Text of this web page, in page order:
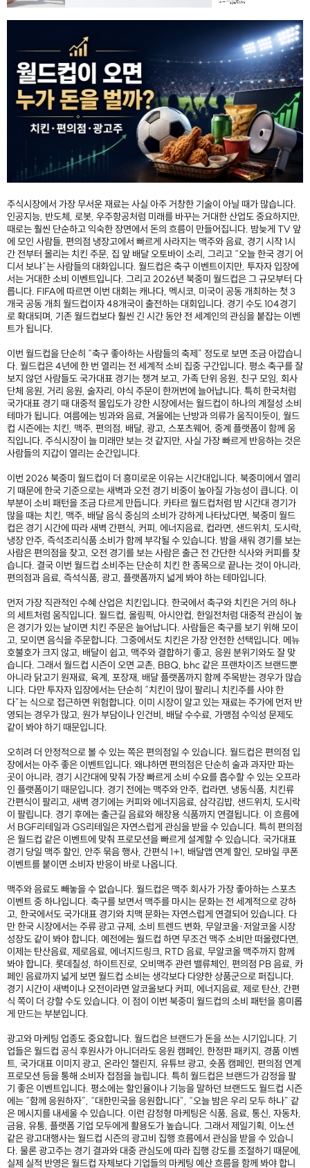
주식시장에서 가장 무서운 재료는 사실 아주 거창한 기술이 아닐 때가 많습니다.
인공지능, 반도체, 로봇, 우주항공처럼 미래를 바꾸는 거대한 산업도 중요하지만,
때로는 훨씬 단순하고 익숙한 장면에서 돈의 흐름이 만들어집니다. 밤늦게 TV 앞
에 모인 사람들, 편의점 냉장고에서 빠르게 사라지는 맥주와 음료, 경기 시작 1시
간 전부터 몰리는 치킨 주문, 집 앞 배달 오토바이 소리, 그리고 “오늘 한국 경기 어
디서 보냐”는 사람들의 대화입니다. 월드컵은 축구 이벤트이지만, 투자자 입장에
서는 거대한 소비 이벤트입니다. 그리고 2026년 북중미 월드컵은 그 규모부터 다
릅니다. FIFA에 따르면 이번 대회는 캐나다, 멕시코, 미국이 공동 개최하는 첫 3
개국 공동 개최 월드컵이자 48개국이 출전하는 대회입니다. 경기 수도 104경기
로 확대되며, 기존 월드컵보다 훨씬 긴 시간 동안 전 세계인의 관심을 붙잡는 이벤
트가 됩니다.
이번 월드컵을 단순히 “축구 좋아하는 사람들의 축제” 정도로 보면 조금 아깝습니
다. 월드컵은 4년에 한 번 열리는 전 세계적 소비 집중 구간입니다. 평소 축구를 잘
보지 않던 사람들도 국가대표 경기는 챙겨 보고, 가족 단위 응원, 친구 모임, 회사
단체 응원, 거리 응원, 술자리, 야식 주문이 한꺼번에 늘어납니다. 특히 한국처럼
국가대표 경기 때 대중적 몰입도가 강한 시장에서는 월드컵이 하나의 계절성 소비
테마가 됩니다. 여름에는 빙과와 음료, 겨울에는 난방과 의류가 움직이듯이, 월드
컵 시즌에는 치킨, 맥주, 편의점, 배달, 광고, 스포츠웨어, 중계 플랫폼이 함께 움
직입니다. 주식시장이 늘 미래만 보는 것 같지만, 사실 가장 빠르게 반응하는 것은
사람들의 지갑이 열리는 순간입니다.
이번 2026 북중미 월드컵이 더 흥미로운 이유는 시간대입니다. 북중미에서 열리
기 때문에 한국 기준으로는 새벽과 오전 경기 비중이 높아질 가능성이 큽니다. 이
부분이 소비 패턴을 조금 다르게 만듭니다. 카타르 월드컵처럼 밤 시간대 경기가
많을 때는 치킨, 맥주, 배달 음식 중심의 소비가 강하게 나타났다면, 북중미 월드
컵은 경기 시간에 따라 새벽 간편식, 커피, 에너지음료, 컵라면, 샌드위치, 도시락,
냉장 안주, 즉석조리식품 소비가 함께 부각될 수 있습니다. 밤을 새워 경기를 보는
사람은 편의점을 찾고, 오전 경기를 보는 사람은 출근 전 간단한 식사와 커피를 찾
습니다. 결국 이번 월드컵 소비주는 단순히 치킨 한 종목으로 끝나는 것이 아니라,
편의점과 음료, 즉석식품, 광고, 플랫폼까지 넓게 봐야 하는 테마입니다.
먼저 가장 직관적인 수혜 산업은 치킨입니다. 한국에서 축구와 치킨은 거의 하나
의 세트처럼 움직입니다. 월드컵, 올림픽, 아시안컵, 한일전처럼 대중적 관심이 높
은 경기가 있는 날이면 치킨 주문은 늘어납니다. 사람들은 축구를 보기 위해 모이
고, 모이면 음식을 주문합니다. 그중에서도 치킨은 가장 안전한 선택입니다. 메뉴
호불호가 크지 않고, 배달이 쉽고, 맥주와 결합하기 좋고, 응원 분위기와도 잘 맞
습니다. 그래서 월드컵 시즌이 오면 교촌, BBQ, bhc 같은 프랜차이즈 브랜드뿐
아니라 닭고기 원재료, 육계, 포장재, 배달 플랫폼까지 함께 주목받는 경우가 많습
니다. 다만 투자자 입장에서는 단순히 “치킨이 많이 팔리니 치킨주를 사야 한
다”는 식으로 접근하면 위험합니다. 이미 시장이 알고 있는 재료는 주가에 먼저 반
영되는 경우가 많고, 원가 부담이나 인건비, 배달 수수료, 가맹점 수익성 문제도
같이 봐야 하기 때문입니다.
오히려 더 안정적으로 볼 수 있는 쪽은 편의점일 수 있습니다. 월드컵은 편의점 입
장에서는 아주 좋은 이벤트입니다. 왜냐하면 편의점은 단순히 술과 과자만 파는
곳이 아니라, 경기 시간대에 맞춰 가장 빠르게 소비 수요를 흡수할 수 있는 오프라
인 플랫폼이기 때문입니다. 경기 전에는 맥주와 안주, 컵라면, 냉동식품, 치킨류
간편식이 팔리고, 새벽 경기에는 커피와 에너지음료, 삼각김밥, 샌드위치, 도시락
이 팔립니다. 경기 후에는 출근길 음료와 해장용 식품까지 연결됩니다. 이 흐름에
서 BGF리테일과 GS리테일은 자연스럽게 관심을 받을 수 있습니다. 특히 편의점
은 월드컵 같은 이벤트에 맞춰 프로모션을 빠르게 설계할 수 있습니다. 국가대표
경기 당일 맥주 할인, 안주 묶음 행사, 간편식 1+1, 배달앱 연계 할인, 모바일 쿠폰
이벤트를 붙이면 소비자 반응이 바로 나옵니다.
맥주와 음료도 빼놓을 수 없습니다. 월드컵은 맥주 회사가 가장 좋아하는 스포츠
이벤트 중 하나입니다. 축구를 보면서 맥주를 마시는 문화는 전 세계적으로 강하
고, 한국에서도 국가대표 경기와 치맥 문화는 자연스럽게 연결되어 있습니다. 다
만 한국 시장에서는 주류 광고 규제, 소비 트렌드 변화, 무알코올·저알코올 시장
성장도 같이 봐야 합니다. 예전에는 월드컵 하면 무조건 맥주 소비만 떠올렸다면,
이제는 탄산음료, 제로음료, 에너지드링크, RTD 음료, 무알코올 맥주까지 함께
봐야 합니다. 롯데칠성, 하이트진로, 오비맥주 관련 밸류체인, 편의점 PB 음료, 카
페인 음료까지 넓게 보면 월드컵 소비는 생각보다 다양한 상품군으로 퍼집니다.
경기 시간이 새벽이나 오전이라면 알코올보다 커피, 에너지음료, 제로 탄산, 간편
식 쪽이 더 강할 수도 있습니다. 이 점이 이번 북중미 월드컵의 소비 패턴을 흥미롭
게 만드는 부분입니다.
광고와 마케팅 업종도 중요합니다. 월드컵은 브랜드가 돈을 쓰는 시기입니다. 기
업들은 월드컵 공식 후원사가 아니더라도 응원 캠페인, 한정판 패키지, 경품 이벤
트, 국가대표 이미지 광고, 온라인 챌린지, 유튜브 광고, 숏폼 캠페인, 편의점 연계
프로모션 등을 통해 소비자 접점을 늘립니다. 특히 월드컵은 브랜드가 감정을 팔
기 좋은 이벤트입니다. 평소에는 할인율이나 기능을 말하던 브랜드도 월드컵 시즌
에는 “함께 응원하자”, “대한민국을 응원합니다”, “오늘 밤은 우리 모두 하나” 같
은 메시지를 내세울 수 있습니다. 이런 감정형 마케팅은 식품, 음료, 통신, 자동차,
금융, 유통, 플랫폼 기업 모두에게 활용도가 높습니다. 그래서 제일기획, 이노션
같은 광고대행사는 월드컵 시즌의 광고비 집행 흐름에서 관심을 받을 수 있습니
다. 물론 광고주는 경기 결과와 대중 관심도에 따라 집행 강도를 조절하기 때문에,
실제 실적 반영은 월드컵 자체보다 기업들의 마케팅 예산 흐름을 함께 봐야 합니